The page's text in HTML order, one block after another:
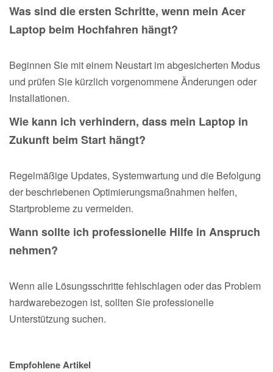
Was sind die ersten Schritte, wenn mein Acer
Laptop beim Hochfahren hängt?
Beginnen Sie mit einem Neustart im abgesicherten Modus
und prüfen Sie kürzlich vorgenommene Änderungen oder
Installationen.
Wie kann ich verhindern, dass mein Laptop in
Zukunft beim Start hängt?
Regelmäßige Updates, Systemwartung und die Befolgung
der beschriebenen Optimierungsmaßnahmen helfen,
Startprobleme zu vermeiden.
Wann sollte ich professionelle Hilfe in Anspruch
nehmen?
Wenn alle Lösungsschritte fehlschlagen oder das Problem
hardwarebezogen ist, sollten Sie professionelle
Unterstützung suchen.
Empfohlene Artikel